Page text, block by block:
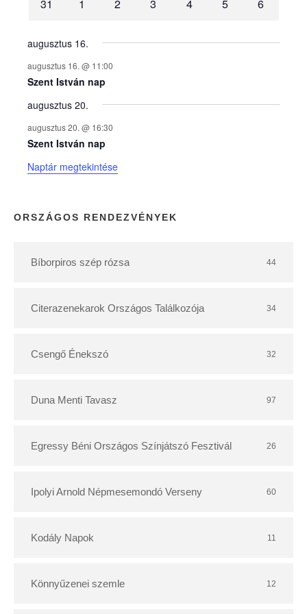
n
y
e
k
n
a
p
r
31
1 2 3 4 5 6
augusztus 16.
augusztus 16. @ 11:00
Szent István nap
augusztus 20.
augusztus 20. @ 16:30
Szent István nap
Naptár megtekintése
ORSZÁGOS RENDEZVÉNYEK
Bíborpiros szép rózsa 44
Citerazenekarok Országos Találkozója 34
Csengő Énekszó 32
Duna Menti Tavasz 97
Egressy Béni Országos Színjátszó Fesztivál 26
Ipolyi Arnold Népmesemondó Verseny 60
Kodály Napok 11
Könnyűzenei szemle 12